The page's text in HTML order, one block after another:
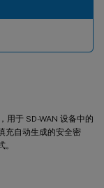
于 SD-WAN 设备中的
充自动生成的安全密